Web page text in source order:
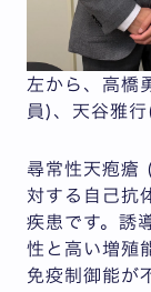
左から、高橋
員)、天谷雅
尋常性天疱瘡
対する自己抗
疾患です。誘
性と高い増殖
免疫制御能が